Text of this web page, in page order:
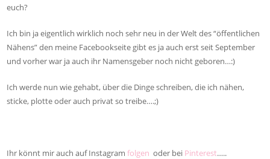
euch?
Ich bin ja eigentlich wirklich noch sehr neu in der Welt des “öffentlichen
Nähens” den meine Facebookseite gibt es ja auch erst seit September
und vorher war ja auch ihr Namensgeber noch nicht geboren…:)
Ich werde nun wie gehabt, über die Dinge schreiben, die ich nähen,
sticke, plotte oder auch privat so treibe….;)
Ihr könnt mir auch auf Instagram folgen oder bei Pinterest…..